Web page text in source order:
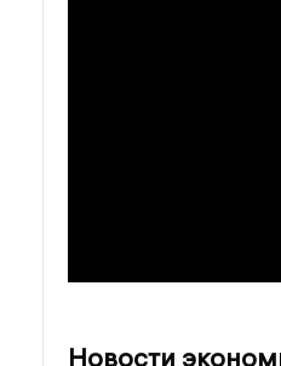
Новости